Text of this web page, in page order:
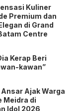
Kuliner
Premium dan
di Grand
Centre
Kerap Beri
kawan”
Ajak Warga
Meidra di
Idol 2026